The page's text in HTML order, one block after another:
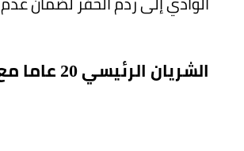
الشريان الرئيسي 20 عاما مع المطبات